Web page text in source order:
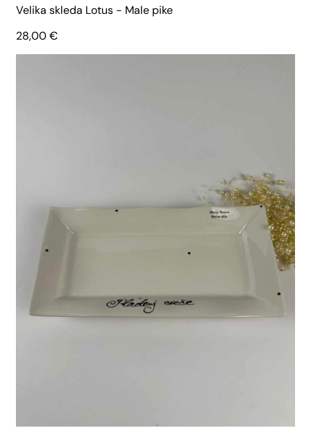
Velika skleda Lotus - Male pike
28,00€